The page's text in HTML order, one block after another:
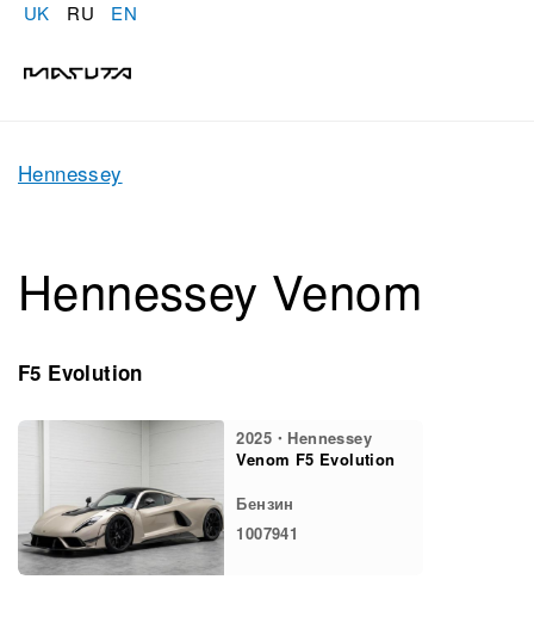
UK RU EN
Hennessey
Hennessey Venom
F5 Evolution
2025・Hennessey
Venom F5 Evolution
Бензин
1007941